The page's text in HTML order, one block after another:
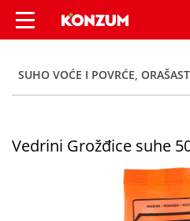
Vedrini Grožđice
SUHO VOĆE I POVRĆE,
Vedrini Grožđice suhe